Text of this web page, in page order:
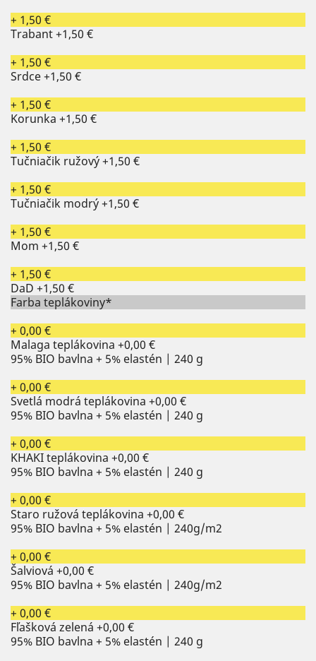
+ 1,50 €
Trabant+1,50 €
+ 1,50 €
Srdce+1,50 €
+ 1,50 €
Korunka +1,50 €
+ 1,50 €
Tučniačik ružový+1,50 €
+ 1,50 €
Tučniačik modrý+1,50 €
+ 1,50 €
Mom +1,50 €
+ 1,50 €
DaD +1,50 €
Farba teplákoviny*
+ 0,00 €
Malaga teplákovina +0,00 €
95% BIO bavlna + 5% elastén | 240 g
+ 0,00 €
Svetlá modrá teplákovina +0,00 €
95% BIO bavlna + 5% elastén | 240 g
+ 0,00 €
KHAKI teplákovina +0,00 €
95% BIO bavlna + 5% elastén | 240 g
+ 0,00 €
Staro ružová teplákovina +0,00 €
95% BIO bavlna + 5% elastén | 240g/m2
+ 0,00 €
Šalviová +0,00 €
95% BIO bavlna + 5% elastén | 240g/m2
+ 0,00 €
Fľašková zelená +0,00 €
95% BIO bavlna + 5% elastén | 240 g